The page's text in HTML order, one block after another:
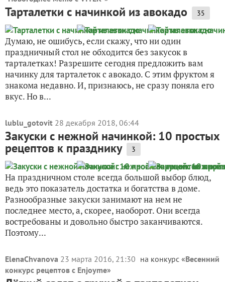
Тарталетки с начинкой из авокадо 35
Думаю, не ошибусь, если скажу, что ни один
праздничный стол не обходится без закусок в
тарталетках! Разрешите сегодня предложить вам
начинку для тарталеток с авокадо. С этим фруктом я
знакома недавно. И, признаюсь, не сразу поняла его
вкус. Но в...
lublu_gotovit 28 декабря 2018, 06:44
Закуски с нежной начинкой: 10 простых
рецептов к празднику 3
На праздничном столе всегда большой выбор блюд,
ведь это показатель достатка и богатства в доме.
Разнообразные закуски занимают на нем не
последнее место, а, скорее, наоборот. Они всегда
востребованы и довольно быстро заканчиваются.
Поэтому...
ElenaChvanova 23 марта 2016, 21:30 на конкурс «Весенний
конкурс рецептов с Enjoyme»